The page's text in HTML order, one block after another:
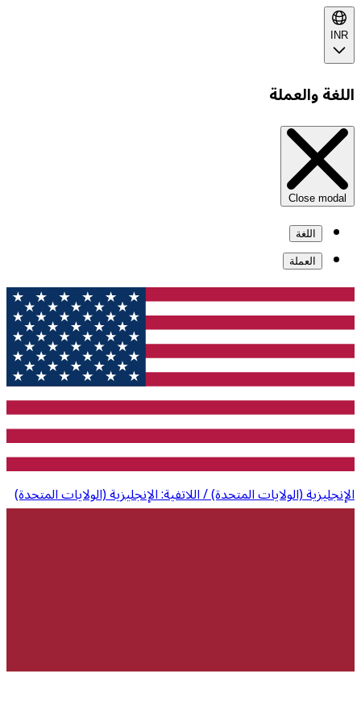
INR
اللغة والعملة
Close modal
اللغة
العملة
الإنجليزية (الولايات المتحدة) / اللاتفية: الإنجليزية (الولايات المتحدة)